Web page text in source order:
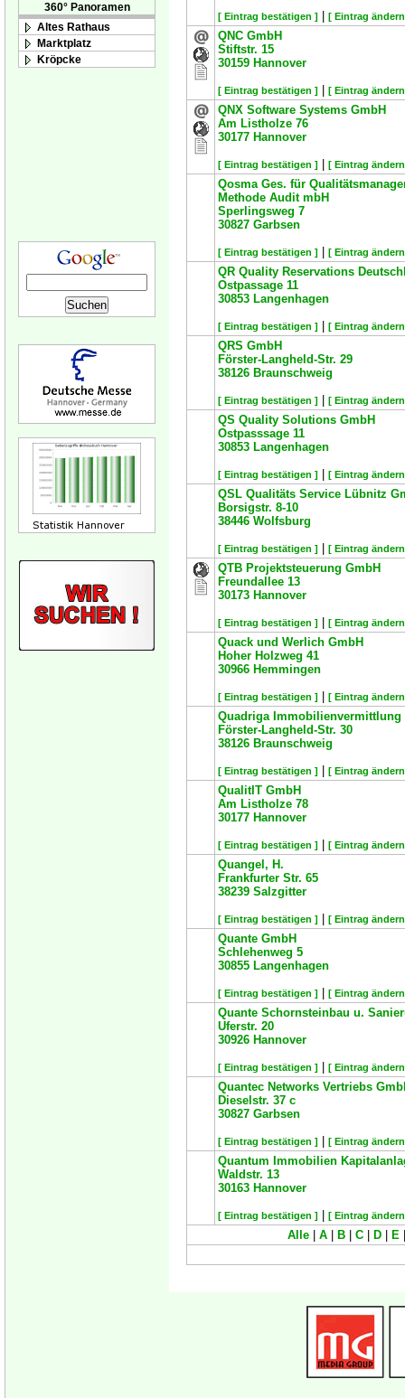
360° Panoramen
Altes Rathaus
Marktplatz
Kröpcke
[ Eintrag bestätigen ] [ Eintrag
QNC GmbH
Stiftstr. 15
30159 Hannover
[ Eintrag bestätigen ] [ Eintrag
QNX Software Systems GmbH
Am Listholze 76
30177 Hannover
[ Eintrag bestätigen ] [ Eintrag
Qosma Ges. für
Methode Audit mbH
Sperlingsweg 7
30827 Garbsen
[ Eintrag bestätigen ] [ Eintrag
QR Quality Reservations
Ostpassage 11
30853 Langenhagen
[ Eintrag bestätigen ] [ Eintrag
QRS GmbH
Förster-Langheld-Str. 29
38126 Braunschweig
[ Eintrag bestätigen ] [ Eintrag
QS Quality Solutions GmbH
Ostpasssage 11
30853 Langenhagen
[ Eintrag bestätigen ] [ Eintrag
QSL Qualitäts Service Lübnitz
Borsigstr. 8-10
38446 Wolfsburg
[ Eintrag bestätigen ] [ Eintrag
QTB Projektsteuerung GmbH
Freundallee 13
30173 Hannover
[ Eintrag bestätigen ] [ Eintrag
Quack und Werlich GmbH
Hoher Holzweg 41
30966 Hemmingen
[ Eintrag bestätigen ] [ Eintrag
Quadriga Immobilienvermittlung
Förster-Langheld-Str. 30
38126 Braunschweig
[ Eintrag bestätigen ] [ Eintrag
QualitIT GmbH
Am Listholze 78
30177 Hannover
[ Eintrag bestätigen ] [ Eintrag
Quangel, H.
Frankfurter Str. 65
38239 Salzgitter
[ Eintrag bestätigen ] [ Eintrag
Quante GmbH
Schlehenweg 5
30855 Langenhagen
[ Eintrag bestätigen ] [ Eintrag
Quante Schornsteinbau u.
Uferstr. 20
30926 Hannover
[ Eintrag bestätigen ] [ Eintrag
Quantec Networks Vertriebs
Dieselstr. 37 c
30827 Garbsen
[ Eintrag bestätigen ] [ Eintrag
Quantum Immobilien
Waldstr. 13
30163 Hannover
[ Eintrag bestätigen ] [ Eintrag
Alle A B C D E